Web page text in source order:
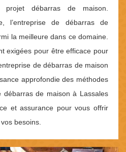
projet débarras de maison.
l’entreprise de débarras de
la meilleure dans ce domaine.
exigées pour être efficace pour
de débarras de maison
approfondie des méthodes
débarras de maison à Lassales
et assurance pour vous offrir
besoins.